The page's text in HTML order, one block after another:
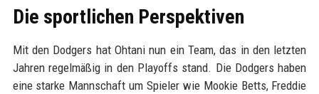
Die sportlichen Perspektiven
Mit den Dodgers hat Ohtani nun ein Team, das in den letzten
Jahren regelmäßig in den Playoffs stand. Die Dodgers haben
eine starke Mannschaft um Spieler wie Mookie Betts, Freddie